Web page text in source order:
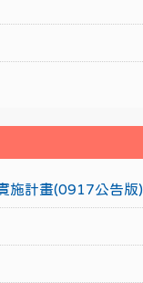
施計畫(0917公告版)